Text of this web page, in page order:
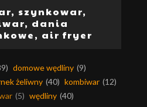
szynkowar,
dania
air fryer
domowe wędliny (9)
żeliwny (40) kombiwar (12)
(5) wędliny (40)